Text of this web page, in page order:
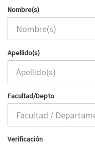
Nombre(s)
Apellido(s)
Facultad/Depto
Verificación